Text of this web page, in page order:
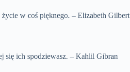
życie w coś pięknego. – Elizabeth Gilbert
się ich spodziewasz. – Kahlil Gibran